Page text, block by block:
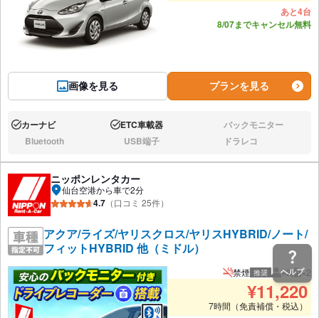
画像を見る
あと4台
8/07までキャンセル無料
プランを見る
あり:カーナビ あり:ETC車載器 なし:バックモニター
なし:Bluetooth なし:USB端子 なし:ドラレコ
ニッポンレンタカー
仙台空港から車で2分
4.7 （口コミ 25件）
アクア/ライズ/ヤリスクロス/ヤリスHYBRID/ノート/
フィットHYBRID 他（ミドル）
禁煙 推奨 推奨人数
×3 推
×2
¥11,220
7時間（免責補償・税込）
ヘルプ